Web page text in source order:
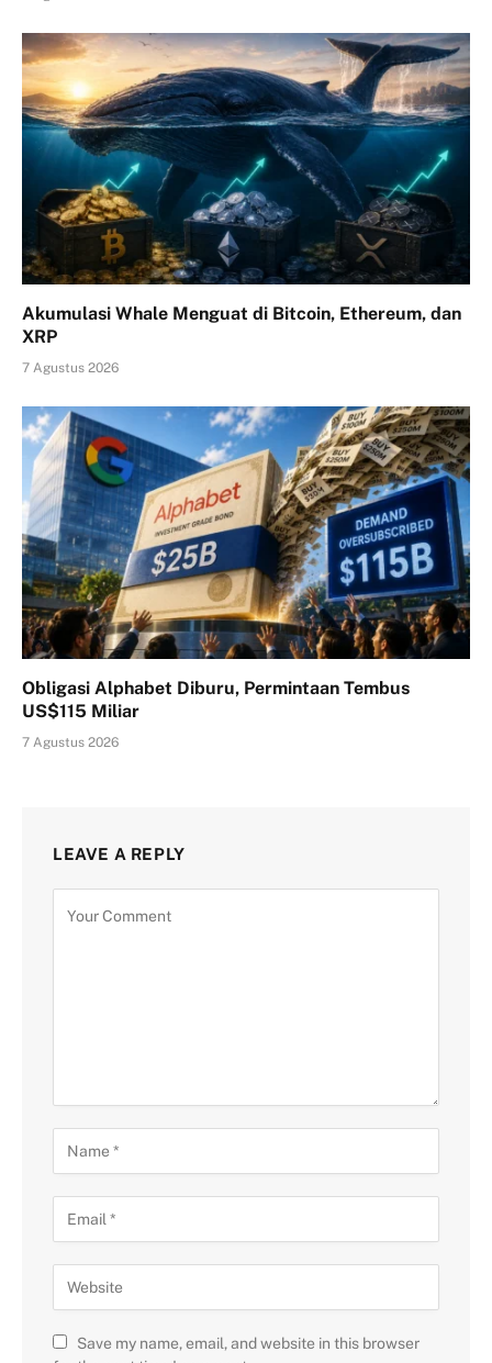
Akumulasi Whale Menguat di Bitcoin, Ethereum, dan
XRP
7 Agustus 2026
Obligasi Alphabet Diburu, Permintaan Tembus
US$115 Miliar
7 Agustus 2026
LEAVE A REPLY
Save my name, email, and website in this browser